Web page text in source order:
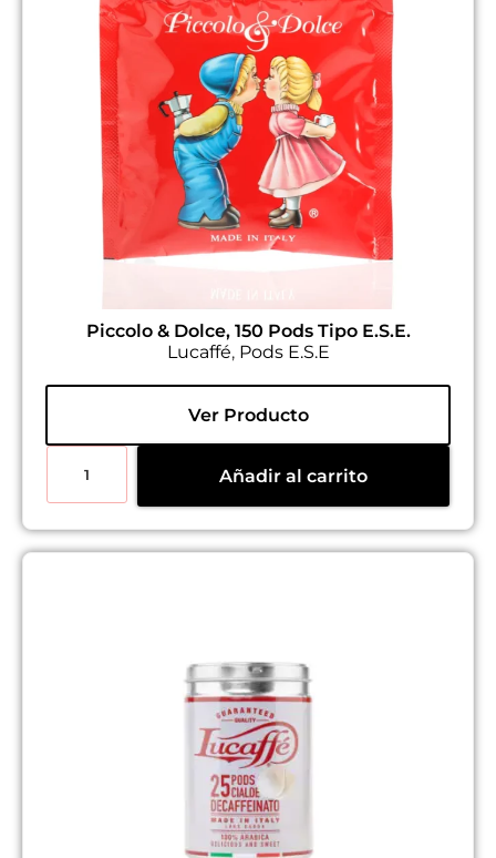
Piccolo & Dolce, 150 Pods Tipo E.S.E.
Lucaffé, Pods E.S.E
Ver Producto
Añadir al carrito